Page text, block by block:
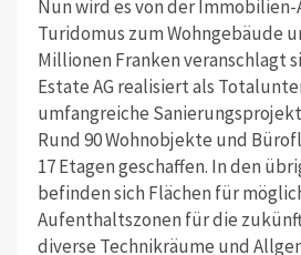
Nun wird es von der
Turidomus zum Wohngebäude
Millionen Franken veranschlagt
Estate AG realisiert als
umfangreiche
Rund 90 Wohnobjekte und
17 Etagen geschaffen. In den
befinden sich Flächen für
Aufenthaltszonen für die
diverse Technikräume und